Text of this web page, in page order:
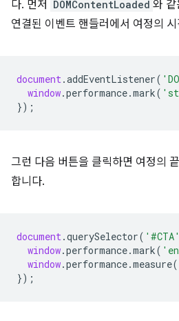
다. 먼저
DOMContentLoaded 와 같
연결된 이벤트 핸들러에서 여정의
document.addEventListener(
window.performance.mark(
});
그런 다음 버튼을 클릭하면 여정의
합니다.
document.querySelector( '#CTA'
window.performance.mark(
window.performance.measure(
});